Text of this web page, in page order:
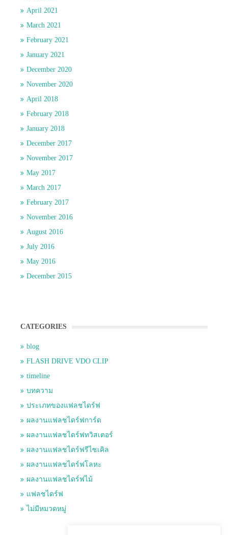
April 2021
March 2021
February 2021
January 2021
December 2020
November 2020
April 2018
February 2018
January 2018
December 2017
November 2017
May 2017
March 2017
February 2017
November 2016
August 2016
July 2016
May 2016
December 2015
CATEGORIES
blog
FLASH DRIVE VDO CLIP
timeline
บทความ
ประเภทของแฟลชไดร์ฟ
ผลงานแฟลชไดร์ฟการ์ด
ผลงานแฟลชไดร์ฟทวิสเตอร์
ผลงานแฟลชไดร์ฟรีไซเคิล
ผลงานแฟลชไดร์ฟโลหะ
ผลงานแฟลชไดร์ฟไม้
แฟลชไดร์ฟ
ไม่มีหมวดหมู่